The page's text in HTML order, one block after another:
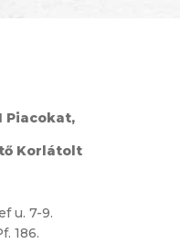
Piacokat,
Korlátolt
u. 7-9.
186.